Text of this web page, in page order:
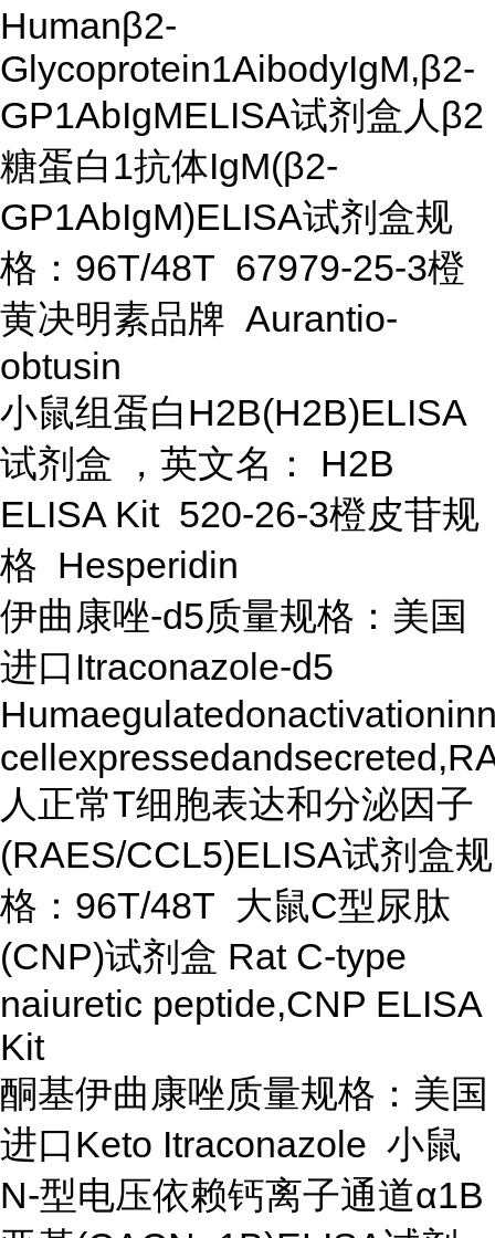
Humanβ2-
Glycoprotein1AibodyIgM,β2-
GP1AbIgMELISA试剂盒人β2
糖蛋白1抗体IgM(β2-
GP1AbIgM)ELISA试剂盒规
格：96T/48T 67979-25-3橙
黄决明素品牌 Aurantio-
obtusin
小鼠组蛋白H2B(H2B)ELISA
试剂盒 ，英文名： H2B
ELISA Kit 520-26-3橙皮苷规
格 Hesperidin
伊曲康唑-d5质量规格：美国
进口Itraconazole-d5
人正常T细胞表达和分泌因子
(RAES/CCL5)ELISA试剂盒规
格：96T/48T 大鼠C型尿肽
(CNP)试剂盒 Rat C-type
naiuretic peptide,CNP ELISA
Kit
酮基伊曲康唑质量规格：美国
进口Keto Itraconazole 小鼠
N-型电压依赖钙离子通道α1B